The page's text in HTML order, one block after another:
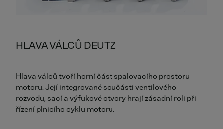
HLAVA VÁLCŮ DEUTZ
Hlava válců tvoří horní část spalovacího prostoru
motoru. Její integrované součásti ventilového
rozvodu, sací a výfukové otvory hrají zásadní roli při
řízení plnicího cyklu motoru.